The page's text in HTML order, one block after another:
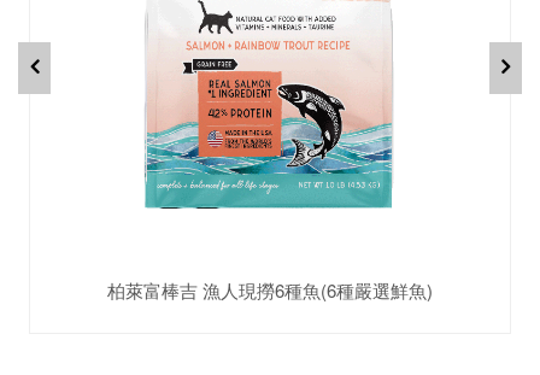
柏萊富棒吉 漁人現撈6種魚(6種嚴選鮮魚)